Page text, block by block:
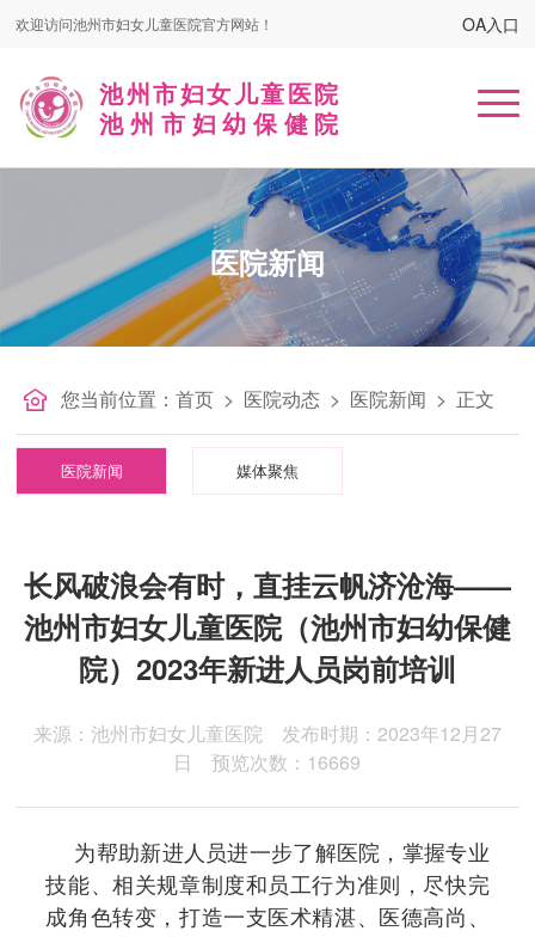
欢迎访问池州市妇女儿童医院官方网站！ OA入口
池州市妇女儿童医院
池州市妇幼保健院
患者服务
健康课堂
医院公告
医院新闻
您当前位置：首页 > 医院动态 > 医院新闻 > 正文
医院新闻 媒体聚焦
长风破浪会有时，直挂云帆济沧海——
池州市妇女儿童医院（池州市妇幼保健
院）2023年新进人员岗前培训
来源：池州市妇女儿童医院 发布时期：2023年12月27
日 预览次数：16669
为帮助新进人员进一步了解医院，掌握专业
技能、相关规章制度和员工行为准则，尽快完
成角色转变，打造一支医术精湛、医德高尚、